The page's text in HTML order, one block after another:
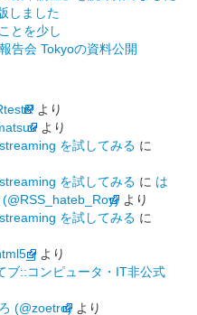
しました
とを少し
告会 Tokyoの資料公開
より
より
を試してみる に
を試してみる に は
より
を試してみる に
より
ブ::コンピュータ・IT非公式
(@zoetro) より